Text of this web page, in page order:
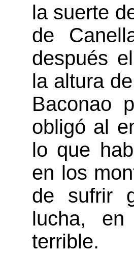
la suerte
de
después
la altura
Baconao
obligó al
lo que
en los
de sufrir
lucha,
terrible.